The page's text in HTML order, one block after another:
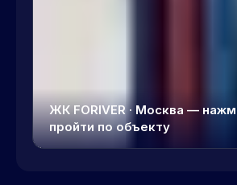
ЖК FORIVER · Москва —
пройти по объекту